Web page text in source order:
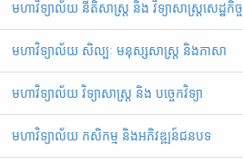
មហាវិទ្យាល័យ នីតិសាស្រ្ត និង វិទ្យាសាស្រ្តសេដ្ឋកិច្ច
មហាវិទ្យាល័យ សិល្បៈ មនុស្សសាស្ត្រ និងភាសា
មហាវិទ្យាល័យ វិទ្យាសាស្រ្ត និង បច្ចេកវិទ្យា
មហាវិទ្យាល័យ កសិកម្ម និងអភិវឌ្ឍន៍ជនបទ